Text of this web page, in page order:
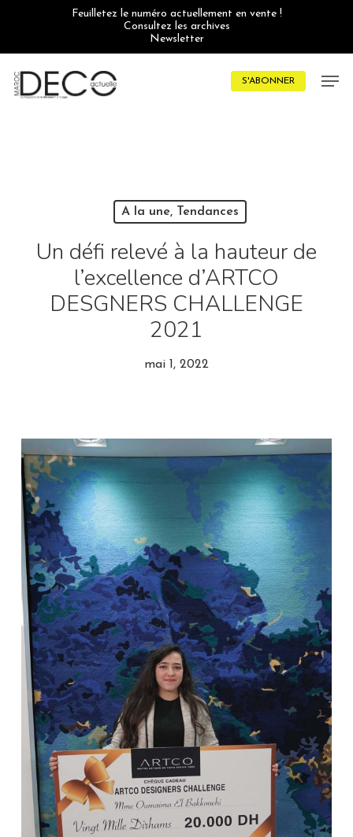
Feuilletez le numéro actuellement en vente !
Consultez les archives
Newsletter
S'ABONNER
A la une, Tendances
Un défi relevé à la hauteur de
l’excellence d’ARTCO
DESGNERS CHALLENGE
2021
mai 1, 2022